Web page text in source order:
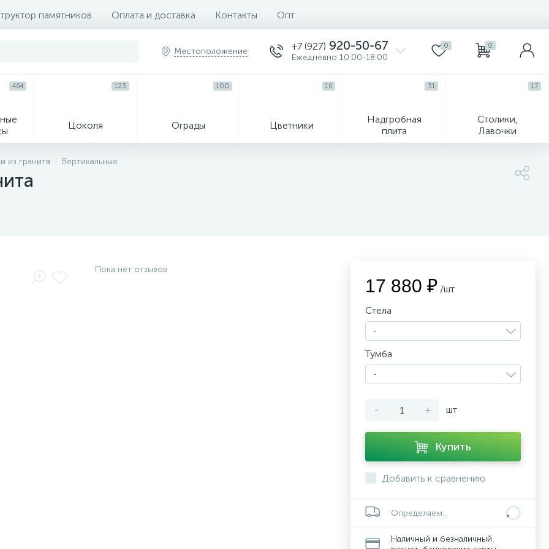
памятников Оплата и доставка Контакты Опт
Местоположение +7 (927) 920-50-67
Ежедневно 10:00-18:00
0 0
464
Цоколя
123
Ограды
100
Цветники
16
Надгробная
плита
31
Столики,
Лавочки
17
из гранита Вертикальные
Пока нет отзывов
17 880 ₽ /шт
Стела
-
Тумба
-
- + шт
Купить
Добавить к сравнению
Определяем...
Наличный и безналичный